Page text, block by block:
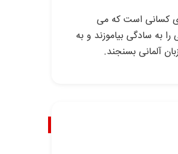
کسانی است که می
را به سادگی بیاموزند و به
آلمانی بسنجند.